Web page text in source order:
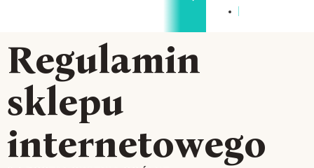
4. SEZON
Regulamin
sklepu
internetowego